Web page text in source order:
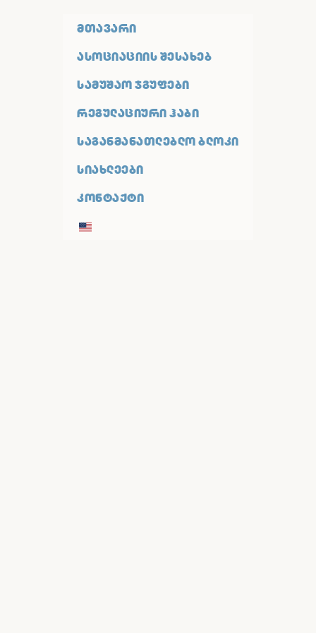
ᲛᲗᲐᲕᲐᲠᲘ
ᲐᲡᲝᲪᲘᲐᲪᲘᲘᲡ ᲨᲔᲡᲐᲮᲔᲑ
ᲡᲐᲛᲣᲨᲐᲝ ᲯᲒᲣᲤᲔᲑᲘ
ᲠᲔᲒᲣᲚᲐᲪᲘᲣᲠᲘ ᲰᲐᲑᲘ
ᲡᲐᲒᲐᲜᲛᲐᲜᲐᲗᲚᲔᲑᲚᲝ ᲑᲚᲝᲙᲘ
ᲡᲘᲐᲮᲚᲔᲔᲑᲘ
ᲙᲝᲜᲢᲐᲥᲢᲘ